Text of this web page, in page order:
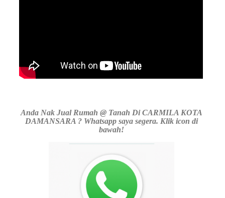
Anda Nak Jual Rumah @ Tanah Di CARMILA KOTA
DAMANSARA ? Whatsapp saya segera. Klik icon di
bawah!